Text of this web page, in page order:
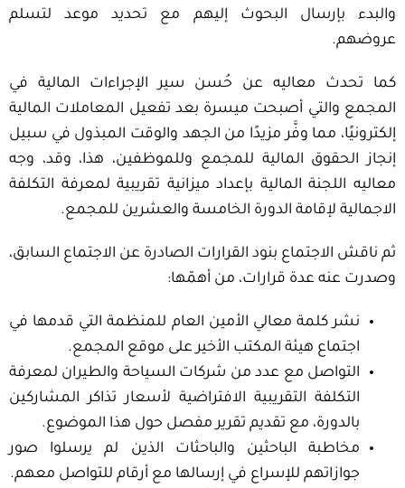
والبدء بإرسال البحوث إليهم مع تحديد موعد لتسلم
عروضهم.
كما تحدث معاليه عن حُسن سير الإجراءات المالية في
المجمع والتي أصبحت ميسرة بعد تفعيل المعاملات المالية
إلكترونيًا، مما وفَّر مزيدًا من الجهد والوقت المبذول في سبيل
إنجاز الحقوق المالية للمجمع وللموظفين، هذا، وقد، وجه
معاليه اللجنة المالية بإعداد ميزانية تقريبية لمعرفة التكلفة
الاجمالية لإقامة الدورة الخامسة والعشرين للمجمع.
ثم ناقش الاجتماع بنود القرارات الصادرة عن الاجتماع السابق،
وصدرت عنه عدة قرارات، من أهمّها:
نشر كلمة معالي الأمين العام للمنظمة التي قدمها في
اجتماع هيئة المكتب الأخير على موقع المجمع.
التواصل مع عدد من شركات السياحة والطيران لمعرفة
التكلفة التقريبية الافتراضية لأسعار تذاكر المشاركين
بالدورة، مع تقديم تقرير مفصل حول هذا الموضوع.
مخاطبة الباحثين والباحثات الذين لم يرسلوا صور
جوازاتهم للإسراع في إرسالها مع أرقام للتواصل معهم.